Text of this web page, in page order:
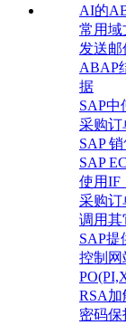
AI的
常用域
发送邮
ABAP
据
SAP
采购订
SAP
SAP
使用
采购订
调用
SAP提
控制网
RSA加
密码